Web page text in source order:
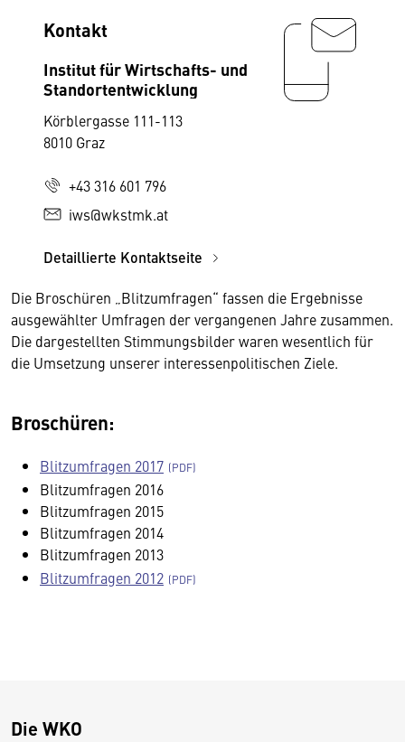
Kontakt
Institut für Wirtschafts- und
Standortentwicklung
Körblergasse 111-113
8010 Graz
+43 316 601 796
iws@wkstmk.at
Detaillierte Kontaktseite
Die Broschüren „Blitzumfragen“ fassen die Ergebnisse
ausgewählter Umfragen der vergangenen Jahre zusammen.
Die dargestellten Stimmungsbilder waren wesentlich für
die Umsetzung unserer interessenpolitischen Ziele.
Broschüren:
Blitzumfragen 2017
Blitzumfragen 2016
Blitzumfragen 2015
Blitzumfragen 2014
Blitzumfragen 2013
Blitzumfragen 2012
Die WKO